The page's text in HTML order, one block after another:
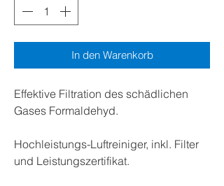
In den Warenkorb
Effektive Filtration des schädlichen
Gases Formaldehyd.
Hochleistungs-Luftreiniger, inkl. Filter
und Leistungszertifikat.